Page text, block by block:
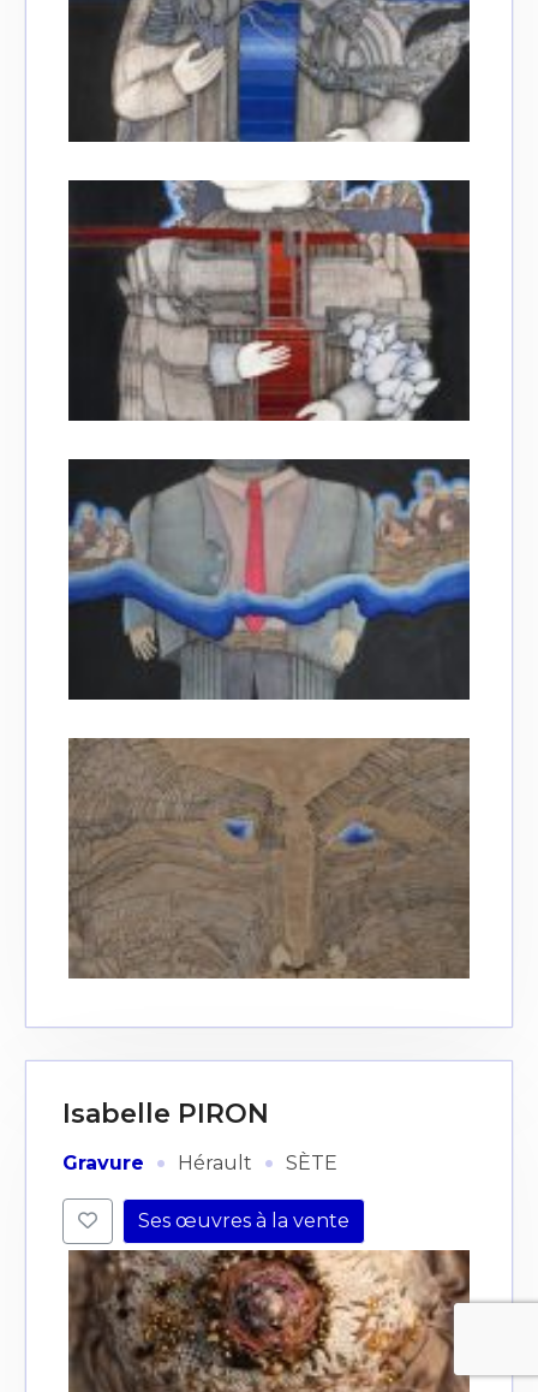
Isabelle PIRON
Gravure · Hérault · SÈTE
Ses œuvres à la vente